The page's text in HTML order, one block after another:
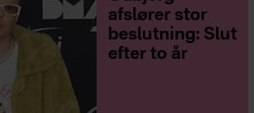
afslører stor
beslutning: Slut
efter to år